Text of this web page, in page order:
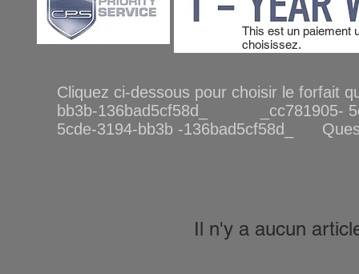
This est un paiement
choisissez.
Cliquez ci-dessous pour choisir le
bb3b-136bad5cf58d_ _cc781905-
5cde-3194-bb3b -136bad5cf58d_
Il n'y a aucun